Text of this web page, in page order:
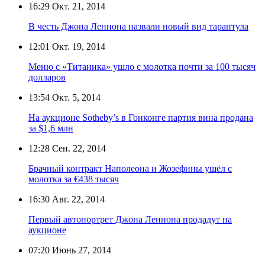
16:29 Окт. 21, 2014
В честь Джона Леннона назвали новый вид тарантула
12:01 Окт. 19, 2014
Меню с «Титаника» ушло с молотка почти за 100 тысяч
долларов
13:54 Окт. 5, 2014
На аукционе Sotheby’s в Гонконге партия вина продана
за $1,6 млн
12:28 Сен. 22, 2014
Брачный контракт Наполеона и Жозефины ушёл с
молотка за €438 тысяч
16:30 Авг. 22, 2014
Первый автопортрет Джона Леннона продадут на
аукционе
07:20 Июнь 27, 2014